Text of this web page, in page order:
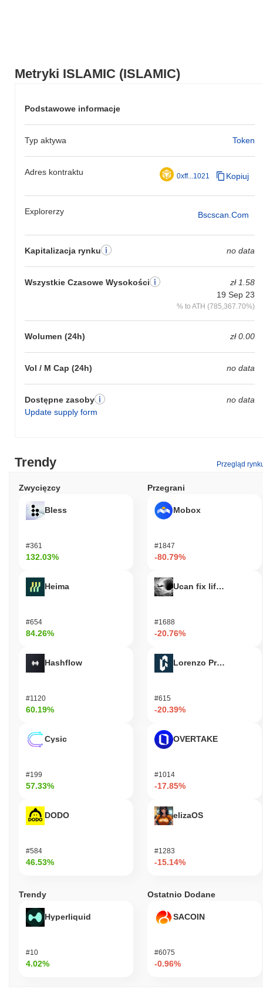
Metryki ISLAMIC (ISLAMIC)
Podstawowe informacje
Typ aktywa Token
Adres kontraktu 0xff...1021 Kopiuj
Explorerzy Bscscan.com
Kapitalizacja rynku no data
Wszystkie Czasowe Wysokości
zł 1.58
19 Sep 23
% to ATH (785,367.70%)
Wolumen (24h) zł 0.00
Vol / M Cap (24h) no data
Dostępne zasoby
Update supply form
no data
Trendy Przegląd
Zwycięzcy
Bless
#361
132.03%
Heima
#654
84.26%
Hashflow
#1120
60.19%
Cysic
#199
57.33%
DODO
#584
46.53%
Przegrani
Mobox
#1847
-80.79%
Ucan fix life in1day
#1688
-20.76%
Lorenzo Protocol
#615
-20.39%
OVERTAKE
#1014
-17.85%
elizaOS
#1283
-15.14%
Trendy
Hyperliquid
#10
4.02%
Ostatnio Dodane
SACOIN
#6075
-0.96%